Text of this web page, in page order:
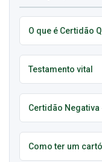
O que é Certidão
Testamento vital
Certidão
Como ter um